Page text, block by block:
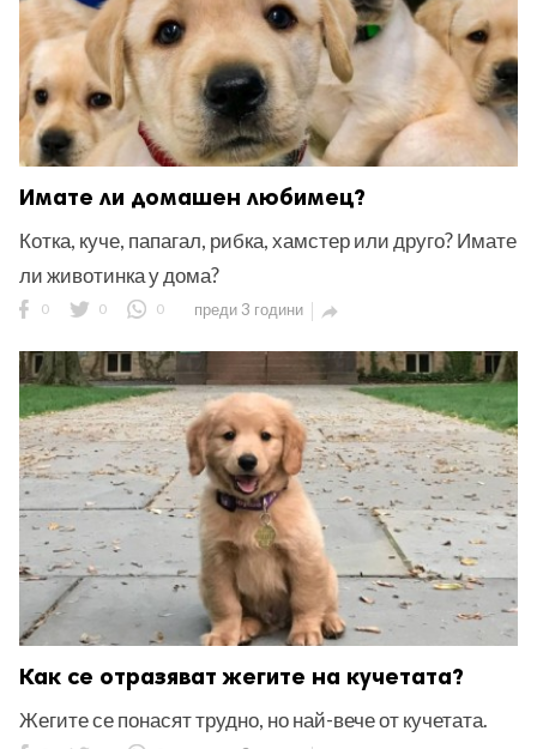
Имате ли домашен любимец?
Котка, куче, папагал, рибка, хамстер или друго? Имате
ли животинка у дома?
0 0 0 преди 3 години 
Как се отразяват жегите на кучетата?
Жегите се понасят трудно, но най-вече от кучетата.